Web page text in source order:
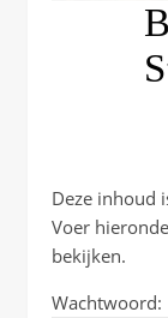
Deze inhoud
Voer
bekijken.
Wachtwoord: